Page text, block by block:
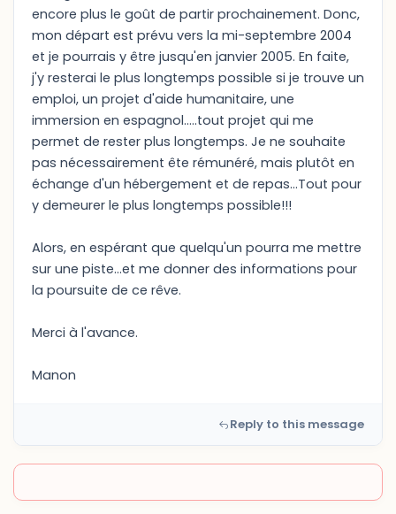
encore plus le goût de partir prochainement. Donc,
mon départ est prévu vers la mi-septembre 2004
et je pourrais y être jusqu'en janvier 2005. En faite,
j'y resterai le plus longtemps possible si je trouve un
emploi, un projet d'aide humanitaire, une
immersion en espagnol.....tout projet qui me
permet de rester plus longtemps. Je ne souhaite
pas nécessairement ête rémunéré, mais plutôt en
échange d'un hébergement et de repas...Tout pour
y demeurer le plus longtemps possible!!!
Alors, en espérant que quelqu'un pourra me mettre
sur une piste...et me donner des informations pour
la poursuite de ce rêve.
Merci à l'avance.
Manon
Reply to this message